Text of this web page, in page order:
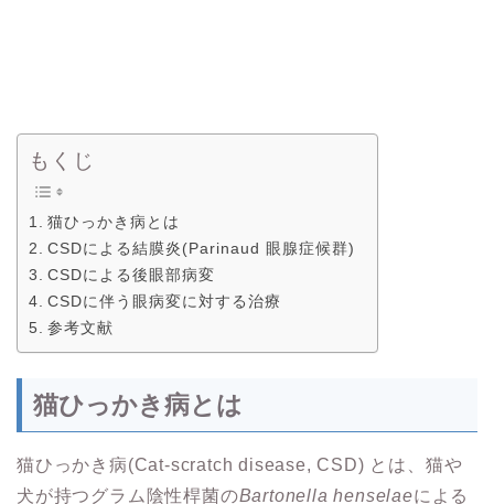
もくじ
猫ひっかき病とは
CSDによる結膜炎(Parinaud 眼腺症候群)
CSDによる後眼部病変
CSDに伴う眼病変に対する治療
参考文献
猫ひっかき病とは
猫ひっかき病(Cat-scratch disease, CSD) とは、猫や
犬が持つグラム陰性桿菌のBartonella henselaeによる